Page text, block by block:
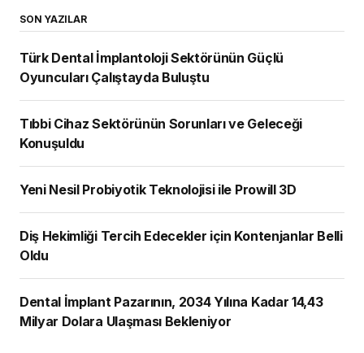
SON YAZILAR
Türk Dental İmplantoloji Sektörünün Güçlü
Oyuncuları Çalıştayda Buluştu
Tıbbi Cihaz Sektörünün Sorunları ve Geleceği
Konuşuldu
Yeni Nesil Probiyotik Teknolojisi ile Prowill 3D
Diş Hekimliği Tercih Edecekler için Kontenjanlar Belli
Oldu
Dental İmplant Pazarının, 2034 Yılına Kadar 14,43
Milyar Dolara Ulaşması Bekleniyor